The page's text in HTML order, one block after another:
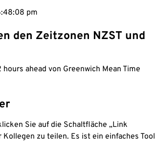
pm
den Zeitzonen NZST und
ahead von Greenwich Mean Time
Sie auf die Schaltfläche „Link
zu teilen. Es ist ein einfaches Tool